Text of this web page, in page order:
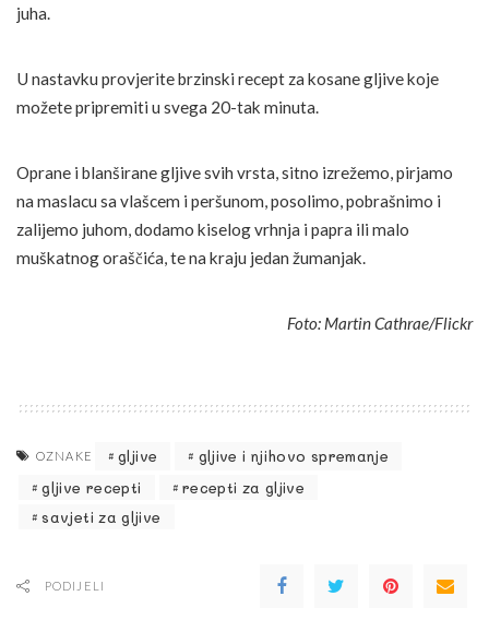
juha.
U nastavku provjerite brzinski recept za kosane gljive koje
možete pripremiti u svega 20-tak minuta.
Oprane i blanširane gljive svih vrsta, sitno izrežemo, pirjamo
na maslacu sa vlašcem i peršunom, posolimo, pobrašnimo i
zalijemo juhom, dodamo kiselog vrhnja i papra ili malo
muškatnog oraščića, te na kraju jedan žumanjak.
Foto: Martin Cathrae/Flickr
OZNAKE gljive
gljive i njihovo spremanje
gljive recepti
recepti za gljive
savjeti za gljive
PODIJELI